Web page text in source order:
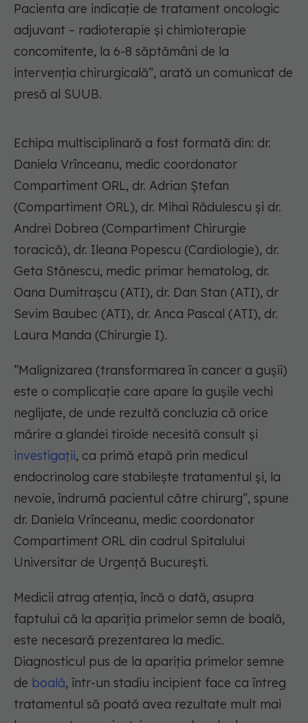
Pacienta are indicație de tratament oncologic
adjuvant – radioterapie și chimioterapie
concomitente, la 6-8 săptămâni de la
intervenția chirurgicală”, arată un comunicat de
presă al SUUB.
Echipa multisciplinară a fost formată din: dr.
Daniela Vrînceanu, medic coordonator
Compartiment ORL, dr. Adrian Ștefan
(Compartiment ORL), dr. Mihai Rădulescu și dr.
Andrei Dobrea (Compartiment Chirurgie
toracică), dr. Ileana Popescu (Cardiologie), dr.
Geta Stănescu, medic primar hematolog, dr.
Oana Dumitrașcu (ATI), dr. Dan Stan (ATI), dr
Sevim Baubec (ATI), dr. Anca Pascal (ATI), dr.
Laura Manda (Chirurgie I).
”Malignizarea (transformarea în cancer a gușii)
este o complicație care apare la gușile vechi
neglijate, de unde rezultă concluzia că orice
mărire a glandei tiroide necesită consult și
investigații, ca primă etapă prin medicul
endocrinolog care stabilește tratamentul și, la
nevoie, îndrumă pacientul către chirurg”, spune
dr. Daniela Vrînceanu, medic coordonator
Compartiment ORL din cadrul Spitalului
Universitar de Urgență București.
Medicii atrag atenția, încă o dată, asupra
faptului că la apariția primelor semn de boală,
este necesară prezentarea la medic.
Diagnosticul pus de la apariția primelor semne
de boală, într-un stadiu incipient face ca întreg
tratamentul să poată avea rezultate mult mai